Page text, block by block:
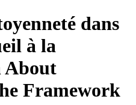
dans
à la
About
Framework